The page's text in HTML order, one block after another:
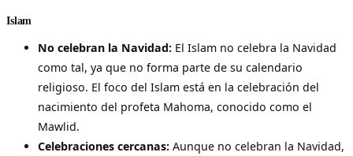
Islam
No celebran la Navidad: El Islam no celebra la Navidad
como tal, ya que no forma parte de su calendario
religioso. El foco del Islam está en la celebración del
nacimiento del profeta Mahoma, conocido como el
Mawlid.
Celebraciones cercanas: Aunque no celebran la Navidad,